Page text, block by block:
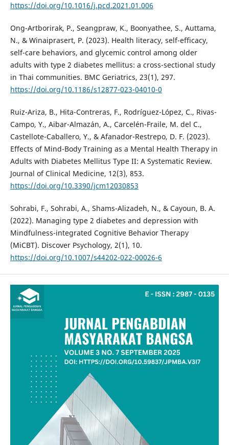
https://doi.org/10.1016/j.pcd.2021.01.006
Ong-Artborirak, P., Seangpraw, K., Boonyathee, S., Auttama,
N., & Winaiprasert, P. (2023). Health literacy, self-efficacy,
self-care behaviors, and glycemic control among older
adults with type 2 diabetes mellitus: a cross-sectional study
in Thai communities. BMC Geriatrics, 23(1), 297.
https://doi.org/10.1186/s12877-023-04010-0
Ruiz-Ariza, B., Hita-Contreras, F., Rodríguez-López, C., Rivas-
Campo, Y., Aibar-Almazán, A., Carcelén-Fraile, M. del C.,
Castellote-Caballero, Y., & Afanador-Restrepo, D. F. (2023).
Effects of Mind-Body Training as a Mental Health Therapy in
Adults with Diabetes Mellitus Type II: A Systematic Review.
Journal of Clinical Medicine, 12(3), 853.
https://doi.org/10.3390/jcm12030853
Sohrabi, F., Sohrabi, A., Shams-Alizadeh, N., & Cayoun, B. A.
(2022). Managing type 2 diabetes and depression with
Mindfulness-integrated Cognitive Behavior Therapy
(MiCBT). Discover Psychology, 2(1), 10.
https://doi.org/10.1007/s44202-022-00026-6